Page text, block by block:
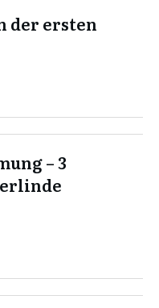
der ersten
– 3